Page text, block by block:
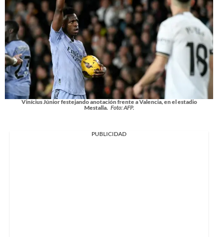
Vinícius Júnior festejando anotación frente a Valencia, en el estadio
Mestalla. Foto: AFP.
PUBLICIDAD